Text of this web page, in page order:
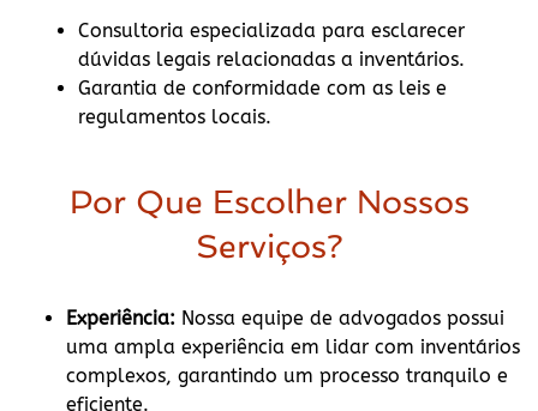
Consultoria especializada para esclarecer
dúvidas legais relacionadas a inventários.
Garantia de conformidade com as leis e
regulamentos locais.
Por Que Escolher Nossos
Serviços?
Experiência: Nossa equipe de advogados possui
uma ampla experiência em lidar com inventários
complexos, garantindo um processo tranquilo e
eficiente.